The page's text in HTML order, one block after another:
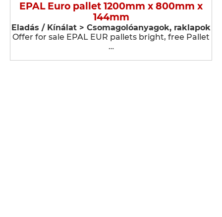
EPAL Euro pallet 1200mm x 800mm x
144mm
Eladás / Kínálat > Csomagolóanyagok, raklapok
Offer for sale EPAL EUR pallets bright, free Pallet
…